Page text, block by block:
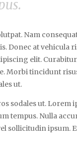
Nam
Donec at vehicula
elit.
Morbi tincidunt
ut.
sodales ut. Lorem
tempus. Nulla
sollicitudin ipsum.